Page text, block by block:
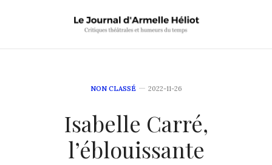
NON CLASSÉ 2022-11-26
Isabelle Carré,
l’éblouissante